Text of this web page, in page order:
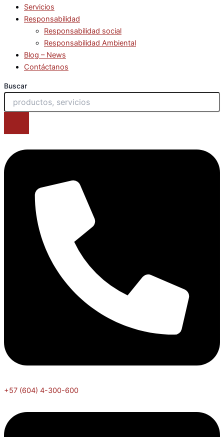
Servicios
Responsabilidad
Responsabilidad social
Responsabilidad Ambiental
Blog – News
Contáctanos
Buscar
+57 (604) 4-300-600